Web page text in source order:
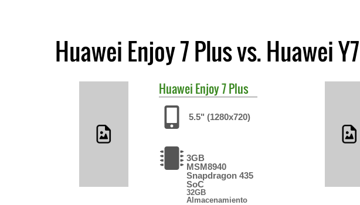
Huawei Enjoy 7 Plus vs. Huawei
Huawei Enjoy 7 Plus
5.5" (1280x720)
3GB
MSM8940
Snapdragon 435
SoC
32GB
Almacenamiento